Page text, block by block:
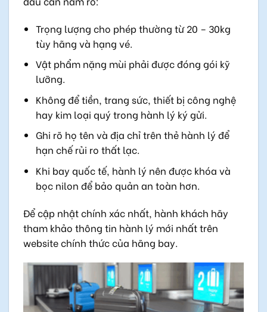
Trọng lượng cho phép thường từ 20 – 30kg
tùy hãng và hạng vé.
Vật phẩm nặng mùi phải được đóng gói kỹ
lưỡng.
Không để tiền, trang sức, thiết bị công nghệ
hay kim loại quý trong hành lý ký gửi.
Ghi rõ họ tên và địa chỉ trên thẻ hành lý để
hạn chế rủi ro thất lạc.
Khi bay quốc tế, hành lý nên được khóa và
bọc nilon để bảo quản an toàn hơn.
Để cập nhật chính xác nhất, hành khách hãy
tham khảo thông tin hành lý mới nhất trên
website chính thức của hãng bay.